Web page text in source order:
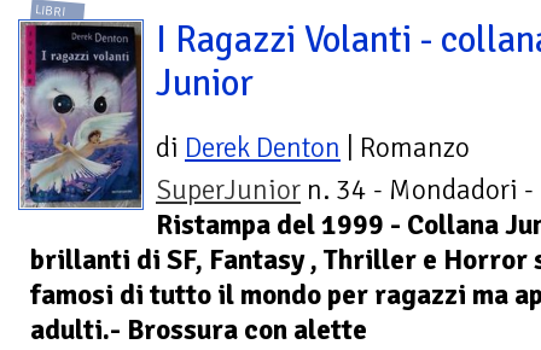
LIBRI
I Ragazzi Volanti -
Junior
di Derek Denton | Romanzo
SuperJunior n. 34 - Mondadori -
Ristampa del 1999 - Collana
brillanti di SF, Fantasy , Thriller e
famosi di tutto il mondo per ragazzi ma
adulti.- Brossura con alette